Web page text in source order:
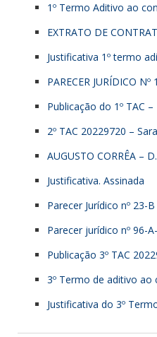
1º Termo Aditivo ao
EXTRATO DE
Justificativa 1º termo
PARECER JURÍDICO
Publicação do 1º TAC
2º TAC 20229720 –
AUGUSTO CORRÊA –
Justificativa. Assinada
Parecer Jurídico nº 23-
Parecer jurídico nº 96-
Publicação 3º TAC
3º Termo de aditivo ao
Justificativa do 3º